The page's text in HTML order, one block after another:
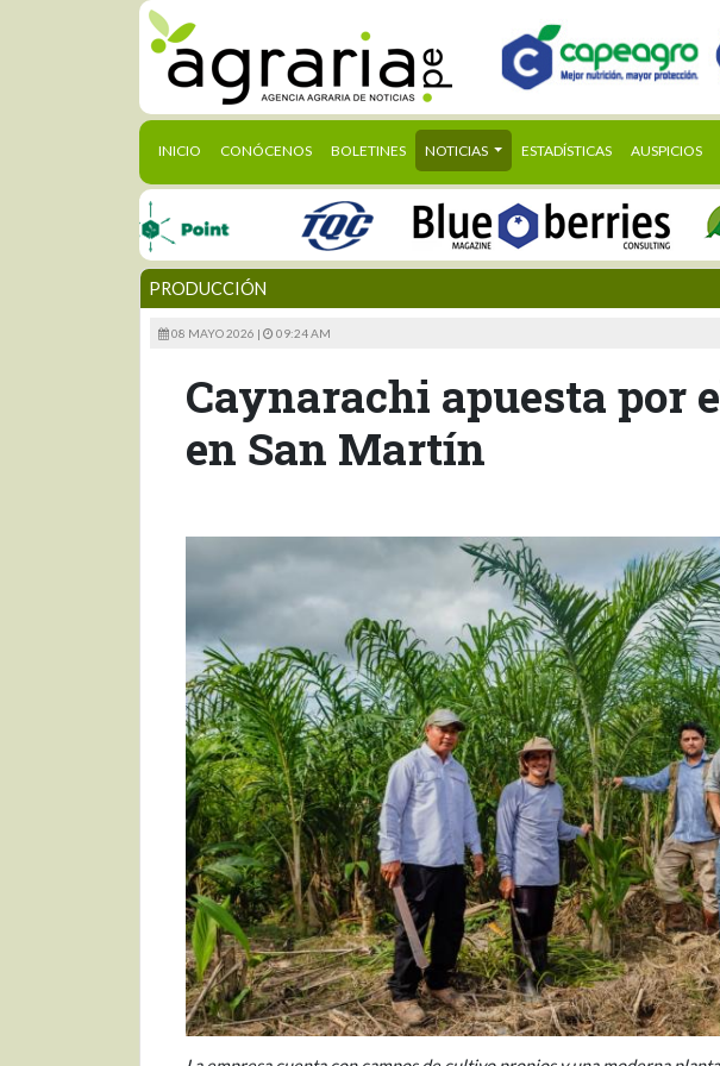
INICIO (CURRENT)
CONÓCENOS BOLETINES NOTICIAS ESTADÍSTICAS AUSPICIOS
PRODUCCIÓN
08 MAYO 2026 | 09:24 AM
Caynarachi apuesta por
en San Martín